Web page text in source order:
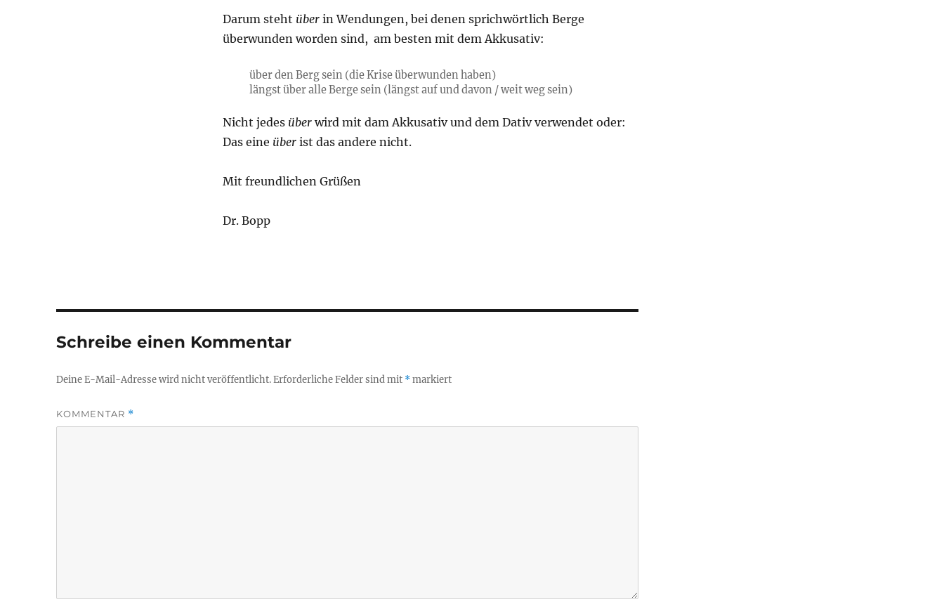
Darum steht überin Wendungen, bei denen sprichwörtlich Berge
überwunden worden sind, am besten mit dem Akkusativ:
über den Berg sein (die Krise überwunden haben)
längst über alle Berge sein (längst auf und davon / weit weg sein)
Nicht jedes überwird mit dam Akkusativ und dem Dativ verwendet oder:
Das eine überist das andere nicht.
Mit freundlichen Grüßen
Dr. Bopp
Schreibe einen Kommentar
Deine E-Mail-Adresse wird nicht veröffentlicht.Erforderliche Felder sind mit *markiert
KOMMENTAR *